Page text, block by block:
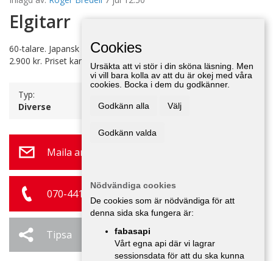
Elgitarr
60-talare. Japansk Guyatone i bra skick. Förr 3.900 kr. Nu endast
2.900 kr. Priset kan diskuteras något på plats.
Typ:
Diverse
Maila annonsör
070-441 14 49
Tipsa
Cookies
Ursäkta att vi stör i din sköna läsning. Men
vi vill bara kolla av att du är okej med våra
cookies. Bocka i dem du godkänner.
Godkänn alla Välj
Godkänn valda
Nödvändiga cookies
De cookies som är nödvändiga för att
denna sida ska fungera är:
fabasapi
Vårt egna api där vi lagrar
sessionsdata för att du ska kunna